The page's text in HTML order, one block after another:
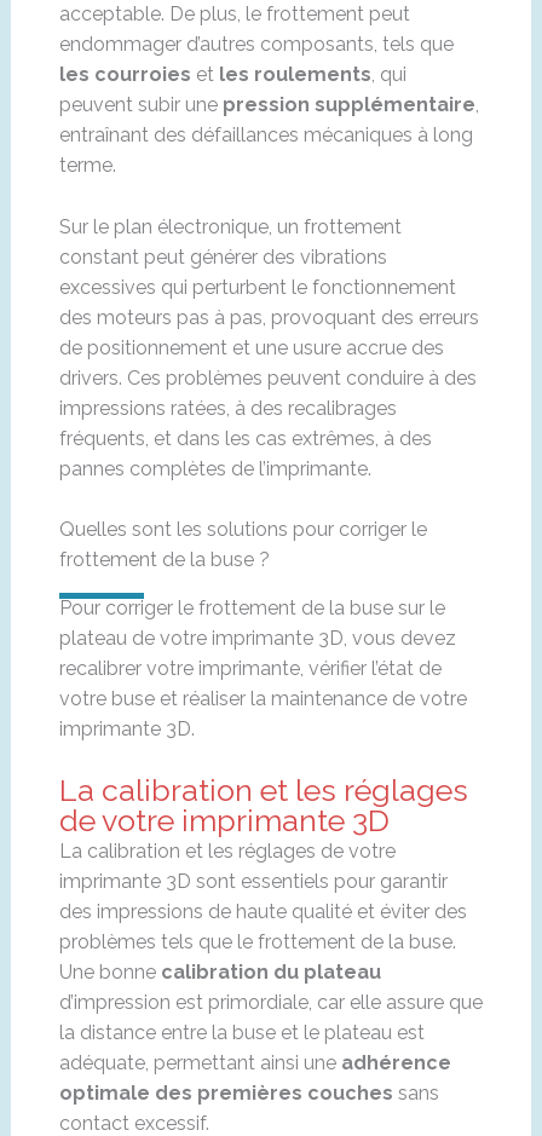
acceptable. De plus, le frottement peut
endommager d’autres composants, tels que
les courroies et les roulements, qui
peuvent subir une pression supplémentaire,
entraînant des défaillances mécaniques à long
terme.
Sur le plan électronique, un frottement
constant peut générer des vibrations
excessives qui perturbent le fonctionnement
des moteurs pas à pas, provoquant des erreurs
de positionnement et une usure accrue des
drivers. Ces problèmes peuvent conduire à des
impressions ratées, à des recalibrages
fréquents, et dans les cas extrêmes, à des
pannes complètes de l’imprimante.
Quelles sont les solutions pour corriger le
frottement de la buse ?
Pour corriger le frottement de la buse sur le
plateau de votre imprimante 3D, vous devez
recalibrer votre imprimante, vérifier l’état de
votre buse et réaliser la maintenance de votre
imprimante 3D.
La calibration et les réglages
de votre imprimante 3D
La calibration et les réglages de votre
imprimante 3D sont essentiels pour garantir
des impressions de haute qualité et éviter des
problèmes tels que le frottement de la buse.
Une bonne calibration du plateau
d’impression est primordiale, car elle assure que
la distance entre la buse et le plateau est
adéquate, permettant ainsi une adhérence
optimale des premières couches sans
contact excessif.